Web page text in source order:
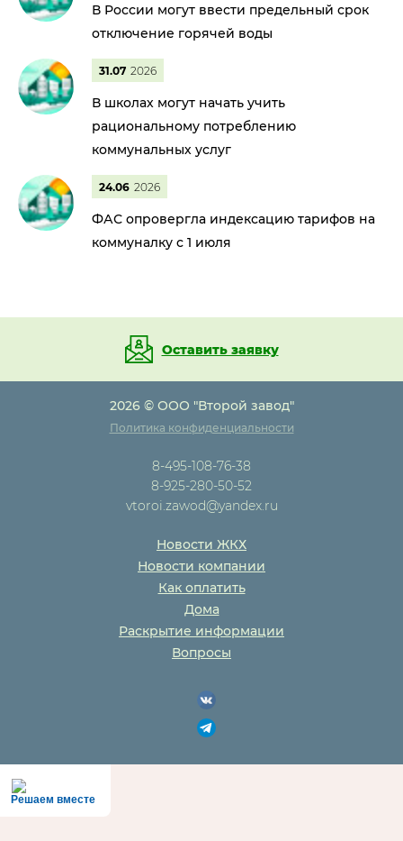
В России могут ввести предельный срок
отключение горячей воды
31.07 2026
В школах могут начать учить
рациональному потреблению
коммунальных услуг
24.06 2026
ФАС опровергла индексацию тарифов на
коммуналку с 1 июля
Оставить заявку
2026 © ООО "Второй завод"
Политика конфиденциальности
8-495-108-76-38
8-925-280-50-52
vtoroi.zawod@yandex.ru
Новости ЖКХ
Новости компании
Как оплатить
Дома
Раскрытие информации
Вопросы
Решаем вместе